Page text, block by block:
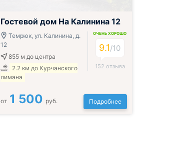
Гостевой дом На Калинина 12
Темрюк, ул. Калинина, д.
12
855 м до центра
2.2 км до Курчанского
лимана
ОЧЕНЬ ХОРОШО
9.1/10
152 отзыва
от 1 500 руб. Подробнее